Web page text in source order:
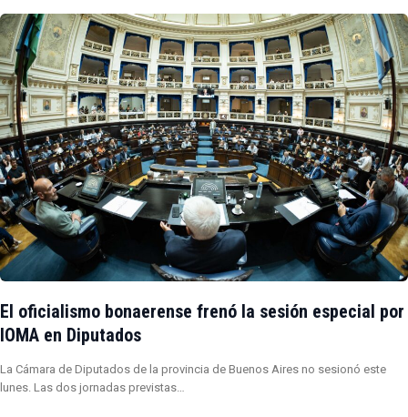
El oficialismo bonaerense frenó la sesión especial por
IOMA en Diputados
La Cámara de Diputados de la provincia de Buenos Aires no sesionó este
lunes. Las dos jornadas previstas…